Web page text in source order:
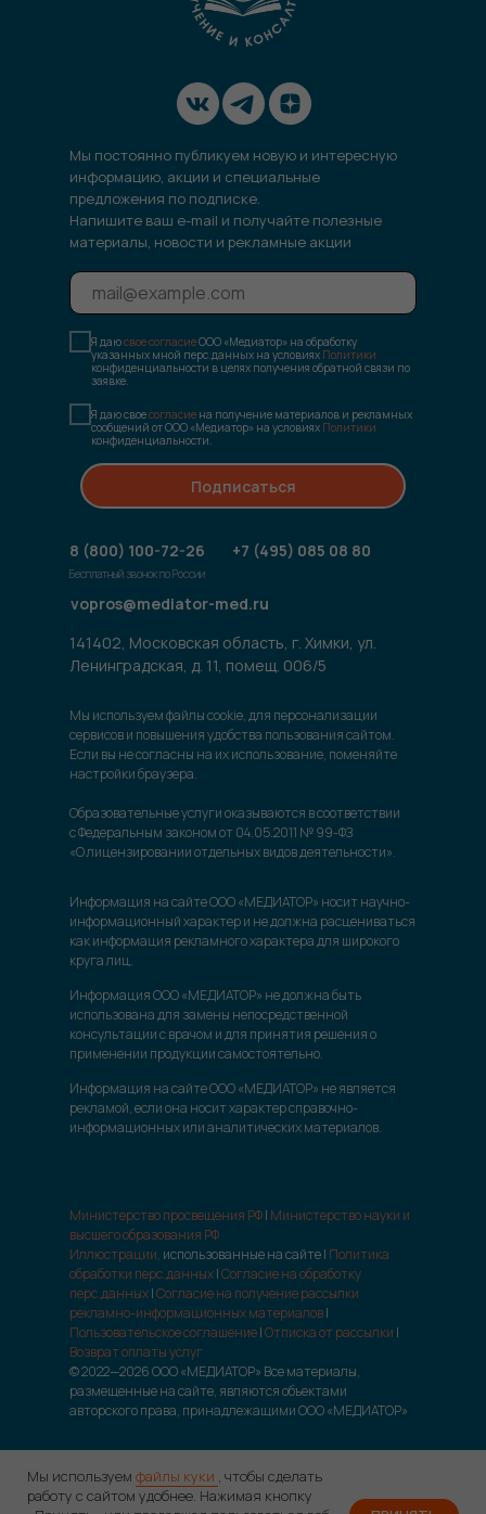
Мы используем файлы cookie, для персонализации
сервисов и повышения удобства пользования сайтом.
Если вы не согласны на их использование, поменяйте
настройки браузера.
Образовательные услуги оказываются в соответствии
с Федеральным законом от 04.05.2011 № 99-ФЗ
«О лицензировании отдельных видов деятельности».
Мы постоянно публикуем новую и интересную
информацию, акции и специальные
предложения по подписке.
Напишите ваш e-mail и получайте полезные
материалы, новости и рекламные акции
Я даюсвое согласиеООО «Медиатор» на обработку
указанных мной перс.данных на условиях Политики
конфиденциальности в целях получения обратной связи по
заявке.
Я даю своесогласие на получение материалов и рекламных
сообщений от ООО «Медиатор» на условиях Политики
конфиденциальности.
Подписаться
8 (800) 100-72-26
Бесплатный звонок по России
vopros@mediator-med.ru
141402, Московская область, г. Химки, ул.
Ленинградская, д. 11, помещ. 006/5
+7 (495) 085 08 80
Информация на сайте ООО «МЕДИАТОР» не является
рекламой, если она носит характер справочно-
информационных или аналитических материалов.
Информация на сайте ООО «МЕДИАТОР» носит научно-
информационный характер и не должна расцениваться
как информация рекламного характера для широкого
круга лиц.
Информация ООО «МЕДИАТОР» не должна быть
использована для замены непосредственной
консультации с врачом и для принятия решения о
применении продукции самостоятельно.
Министерство просвещения РФ| Министерство науки и
высшего образования РФ
Иллюстрации, использованные на сайте | Политика
обработки перс.данных|Согласие на обработку
перс.данных|Согласие на получение рассылки
рекламно-информационных материалов|
Пользовательское соглашение|Отписка от рассылки |
Возврат оплаты услуг
© 2022—2026 ООО «МЕДИАТОР» Все материалы,
размещенные на сайте, являются объектами
авторского права, принадлежащими ООО «МЕДИАТОР»
Мы используем файлы куки , чтобы сделать
работу с сайтом удобнее. Нажимая кнопку